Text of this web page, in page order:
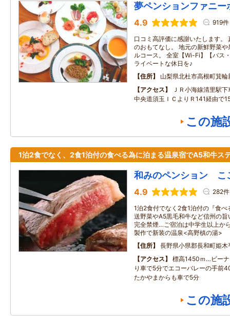
夢ペンションファニー
4.9 919件
口コミ高評価に感謝いたします。
のおもてなし。 地元の新鮮野菜
ルコース。 全室【Wi-Fi】【バス
ライベートな休日を♪
住所
山梨県北杜市高根町箕輪
アクセス
ＪＲ小海線清里駅
中央道須玉ＩＣよりＲ141経由で
この施
1泊2食でなく、2食1泊付の食べる為に泊まる温泉宿でA5和牛ス
和みのペンション こ
4.9 282件
1泊2食付でなく2食1泊付の『食
送野菜やA5黒毛和牛など信州の
完全禁煙…ご宿泊は中学生以上か
製作で新装の温泉<高野槙の湯>
住所
長野県小県郡長和町姫木
アクセス
標高1450ｍ…ビー
り車で5分でエコーバレーの手前
たかやまからも車で5分
この施